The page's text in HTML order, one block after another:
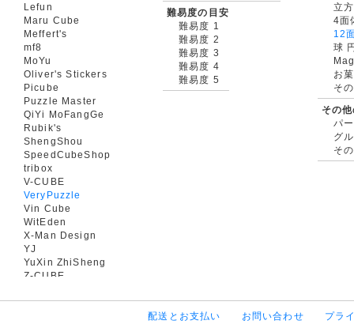
Lefun
Maru Cube
Meffert's
mf8
MoYu
Oliver's Stickers
Picube
Puzzle Master
QiYi MoFangGe
Rubik's
ShengShou
SpeedCubeShop
tribox
V-CUBE
VeryPuzzle
Vin Cube
WitEden
X-Man Design
YJ
YuXin ZhiSheng
Z-CUBE
難易度の目安
難易度 1
難易度 2
難易度 3
難易度 4
難易度 5
立
4面
12
球
お
そ
その
パ
グ
そ
配送とお支払い お問い合わせ プラ